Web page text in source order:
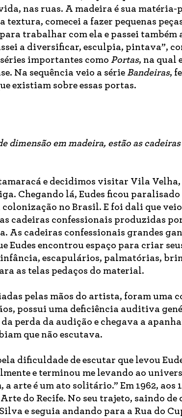
nas ruas. A madeira é sua matéria-
textura, comecei a fazer pequenas
trabalhar com ela e passei também
a diversificar, esculpia, pintava”,
importantes como Portas, na qual
Na sequência veio a série Bandeiras,
existiam sobre essas portas.
dimensão em madeira, estão as
e decidimos visitar Vila
Chegando lá, Eudes ficou
no Brasil. E foi dali que
cadeiras confessionais produzidas
As cadeiras confessionais grandes
Eudes encontrou espaço para criar
escapulários, palmatórias,
as telas pedaços do material.
pelas mãos do artista, foram uma
possui uma deficiência auditiva
perda da audição e chegava a
que não escutava.
dificuldade de escutar que levou
e terminou me levando ao
arte é um ato solitário.” Em 1962, aos
do Recife. No seu trajeto, saindo de
e seguia andando para a Rua do